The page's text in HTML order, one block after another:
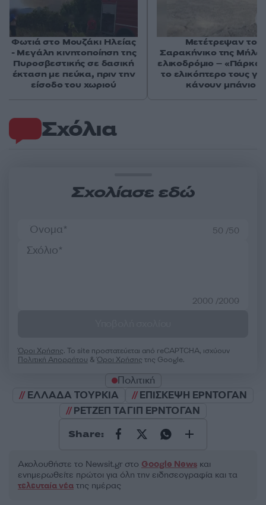
Σχόλια
Σχολίασε εδώ
50 /50
2000 /2000
Όροι Χρήσης. Το site προστατεύεται από reCAPTCHA, ισχύουν
Πολιτική Απορρήτου &Όροι Χρήσης της Google.
Πολιτική
ΕΛΛΑΔΑ ΤΟΥΡΚΙΑ
ΕΠΙΣΚΕΨΗ ΕΡΝΤΟΓΑΝ
ΡΕΤΖΕΠ ΤΑΓΙΠ ΕΡΝΤΟΓΑΝ
Share:
Ακολουθήστε το Νewsit.gr στο Google News και
ενημερωθείτε πρώτοι για όλη την ειδησεογραφία και τα
τελευταία νέα της ημέρας
Φωτιά στο Μουζάκι Ηλείας
- Μεγάλη κινητοποίηση της
Πυροσβεστικής σε δασική
έκταση με πεύκα, πριν την
είσοδο του χωριού
Μετέτρεψαν το
Σαρακήνικο της
ελικοδρόμιο –
το ελικόπτερο τους
κάνουν μπάνιο